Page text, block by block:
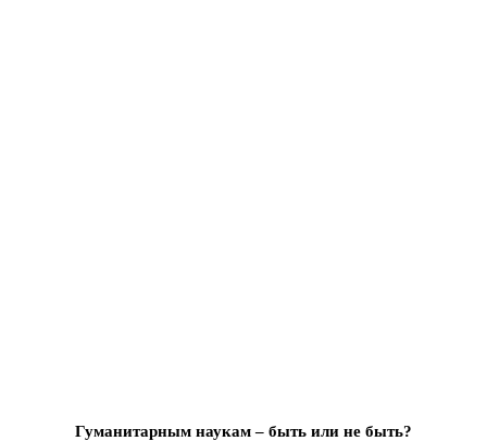
Гуманитарным наукам – быть или не быть?